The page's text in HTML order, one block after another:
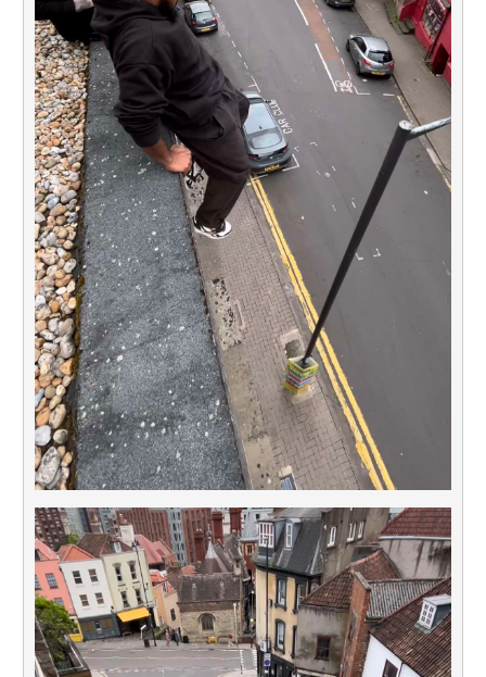
Powered by livedoor 相互RSS